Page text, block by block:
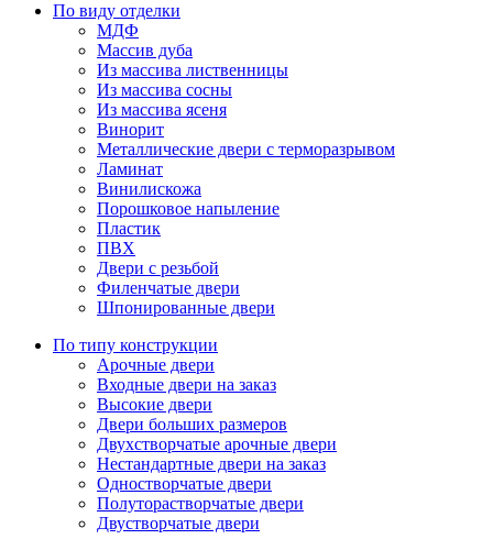
По виду отделки
МДФ
Массив дуба
Из массива лиственницы
Из массива сосны
Из массива ясеня
Винорит
Металлические двери с терморазрывом
Ламинат
Винилискожа
Порошковое напыление
Пластик
ПВХ
Двери с резьбой
Филенчатые двери
Шпонированные двери
По типу конструкции
Арочные двери
Входные двери на заказ
Высокие двери
Двери больших размеров
Двухстворчатые арочные двери
Нестандартные двери на заказ
Одностворчатые двери
Полуторастворчатые двери
Двустворчатые двери